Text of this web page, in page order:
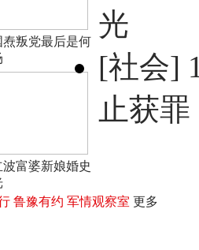
焘叛党最后是何
波富婆新娘婚史
光
[社会]
止获罪
鲁豫有约 军情观察室 更多